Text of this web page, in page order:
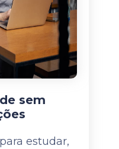
sem
estudar,